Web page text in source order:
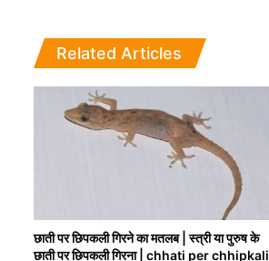
Related Articles
छाती पर छिपकली गिरने का मतलब | स्त्री या पुरुष के
छाती पर छिपकली गिरना | chhati per chhipkali